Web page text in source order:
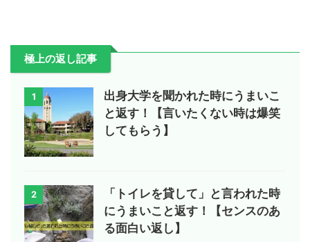
極上の返し記事
1
出身大学を聞かれた時にうまいこ
と返す！【言いたくない時は爆笑
してもらう】
2
「トイレを貸して」と言われた時
にうまいこと返す！【センスのあ
る面白い返し】